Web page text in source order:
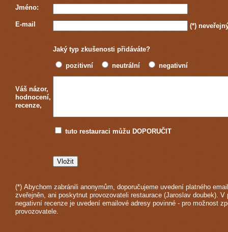
Jméno:
E-mail (*)
Jaký typ zkušenosti přidáváte?
pozitivní neutrální negativní
Váš názor,
hodnocení,
recenze,
tuto restauraci můžu DOPORUČIT
(*) Abychom zabránili anonymům, doporučujeme uvedení platného
zveřejněn, ani poskytnut provozovateli restaurace (Jaroslav doubek). V
negativní recenze je uvedení emailové adresy povinné - pro možnost
provozovatele.